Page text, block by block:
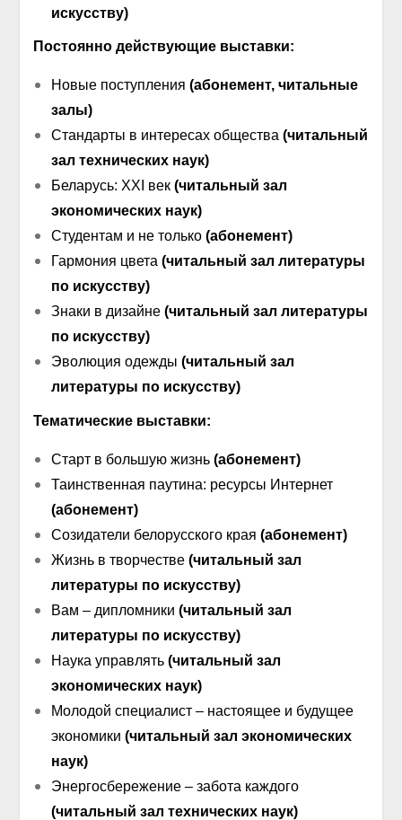
искусству)
Постоянно действующие выставки:
Новые поступления (абонемент, читальные
залы)
Стандарты в интересах общества (читальный
зал технических наук)
Беларусь: XXI век (читальный зал
экономических наук)
Студентам и не только (абонемент)
Гармония цвета (читальный зал литературы
по искусству)
Знаки в дизайне (читальный зал литературы
по искусству)
Эволюция одежды (читальный зал
литературы по искусству)
Тематические выставки:
Старт в большую жизнь (абонемент)
Таинственная паутина: ресурсы Интернет
(абонемент)
Созидатели белорусского края (абонемент)
Жизнь в творчестве (читальный зал
литературы по искусству)
Вам – дипломники (читальный зал
литературы по искусству)
Наука управлять (читальный зал
экономических наук)
Молодой специалист – настоящее и будущее
экономики (читальный зал экономических
наук)
Энергосбережение – забота каждого
(читальный зал технических наук)